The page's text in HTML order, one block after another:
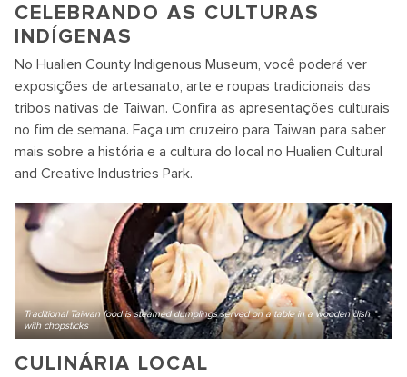
CELEBRANDO AS CULTURAS
INDÍGENAS
No Hualien County Indigenous Museum, você poderá ver
exposições de artesanato, arte e roupas tradicionais das
tribos nativas de Taiwan. Confira as apresentações culturais
no fim de semana. Faça um cruzeiro para Taiwan para saber
mais sobre a história e a cultura do local no Hualien Cultural
and Creative Industries Park.
Traditional Taiwan food is steamed dumplings served on a table in a wooden dish
with chopsticks
CULINÁRIA LOCAL